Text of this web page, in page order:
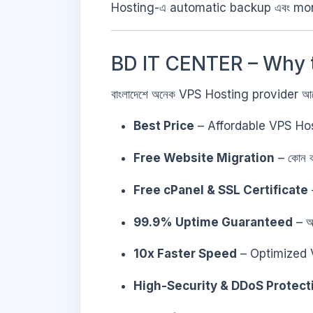
Hosting-এ automatic backup এবং
BD IT CENTER –
বাংলাদেশে অনেক VPS Hosting provider
Best Price – Affordable VPS
Free Website Migration – কোন
Free cPanel & SSL Certificate
99.9% Uptime Guaranteed –
10x Faster Speed – Optimized
High-Security & DDoS